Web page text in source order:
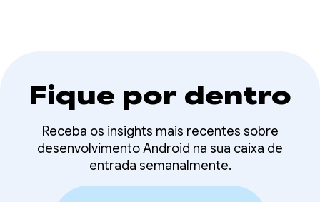
Fique por dentro
Receba os insights mais recentes sobre
desenvolvimento Android na sua caixa de
entrada semanalmente.